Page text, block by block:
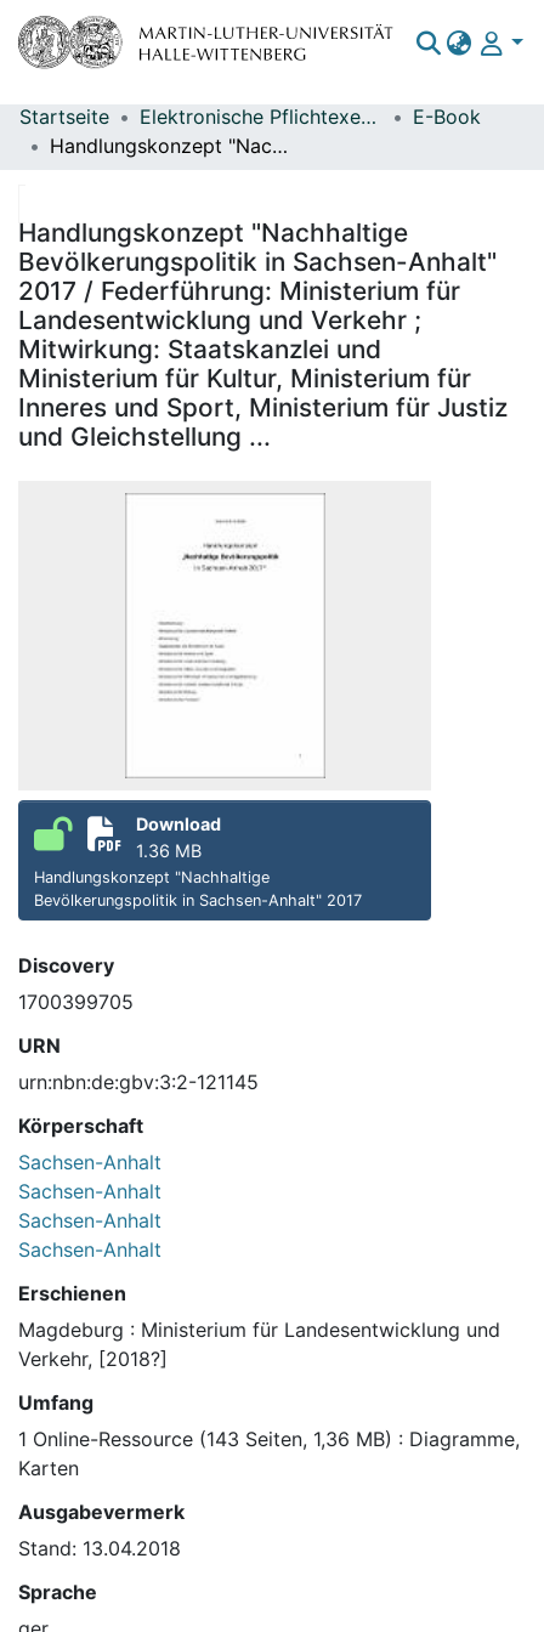
Bereiche & Sammlungen
Statistiken
Startseite Elektronische Pflichtexemplare
E-Book
Handlungskonzept "Nachhaltige Bevölkerungspolitik in Sachsen-Anhalt" 2017 / Federführung: Ministerium für Landesentwicklung und Verkehr ; Mitwirkung: Staatskanzlei und Ministerium für Kultur, Ministerium für Inneres und Sport, Ministerium für Justiz und Gleichstellung ...
Handlungskonzept "Nachhaltige
Bevölkerungspolitik in Sachsen-Anhalt"
2017 / Federführung: Ministerium für
Landesentwicklung und Verkehr ;
Mitwirkung: Staatskanzlei und
Ministerium für Kultur, Ministerium für
Inneres und Sport, Ministerium für Justiz
und Gleichstellung ...
Download
1.36 MB
Handlungskonzept "Nachhaltige
Bevölkerungspolitik in Sachsen-Anhalt" 2017
Discovery
1700399705
URN
urn:nbn:de:gbv:3:2-121145
Körperschaft
Sachsen-Anhalt
Sachsen-Anhalt
Sachsen-Anhalt
Sachsen-Anhalt
Erschienen
Magdeburg : Ministerium für Landesentwicklung und
Verkehr, [2018?]
Umfang
1 Online-Ressource (143 Seiten, 1,36 MB) : Diagramme,
Karten
Ausgabevermerk
Stand: 13.04.2018
Sprache